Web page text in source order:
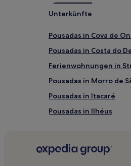
können
zusätzliche
gelten.
Unterkünfte
Pousadas in Cova de
Pousadas in Costa do
Ferienwohnungen in
Pousadas in Morro de
Pousadas in Itacaré
Pousadas in Ilhéus
3-Sterne-Hotels in